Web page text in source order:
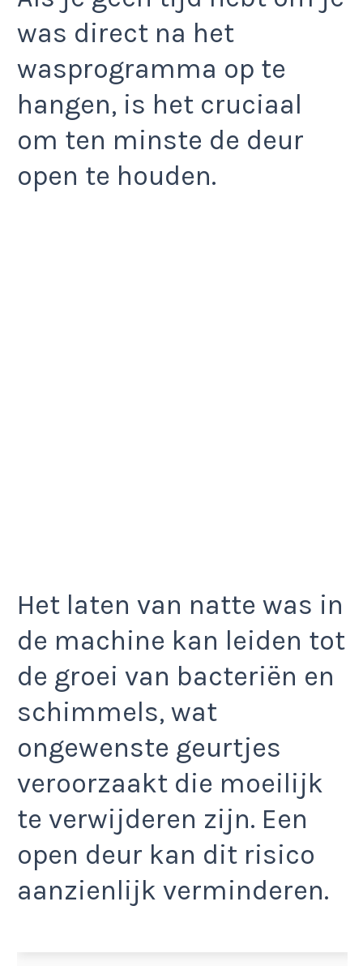
was direct na het
wasprogramma op te
hangen, is het cruciaal
om ten minste de deur
open te houden.
Het laten van natte was in
de machine kan leiden tot
de groei van bacteriën en
schimmels, wat
ongewenste geurtjes
veroorzaakt die moeilijk
te verwijderen zijn. Een
open deur kan dit risico
aanzienlijk verminderen.